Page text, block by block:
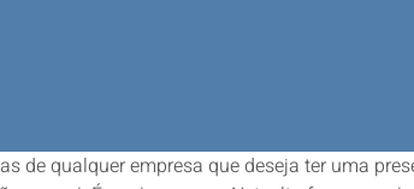
de qualquer empresa que deseja ter uma